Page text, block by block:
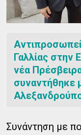
Γαλλίας στην
νέα
συναντήθηκε
Συνάντηση με